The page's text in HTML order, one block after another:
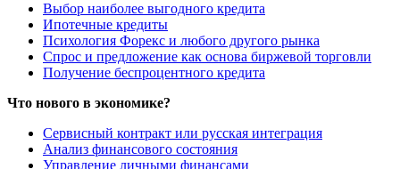
Выбор наиболее выгодного кредита
Ипотечные кредиты
Психология Форекс и любого другого рынка
Спрос и предложение как основа биржевой торговли
Получение беспроцентного кредита
Что нового в экономике?
Сервисный контракт или русская интеграция
Анализ финансового состояния
Управление личными финансами